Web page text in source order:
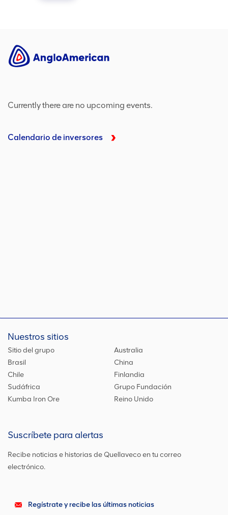
Currently there are no upcoming events.
Calendario de inversores
Nuestros sitios
Sitio del grupo
Australia
Brasil
China
Chile
Finlandia
Sudáfrica
Grupo Fundación
Kumba Iron Ore
Reino Unido
Suscríbete para alertas
Recibe noticias e historias de Quellaveco en tu correo
electrónico.
Regístrate y recibe las últimas noticias